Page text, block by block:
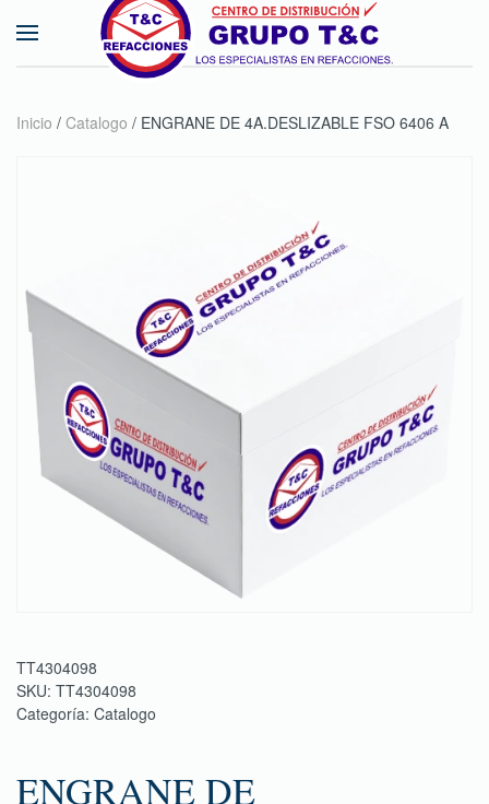
Skip to main content
Inicio / Catalogo / ENGRANE DE 4A.DESLIZABLE FSO 6406 A
TT4304098
SKU: TT4304098
Categoría: Catalogo
ENGRANE DE